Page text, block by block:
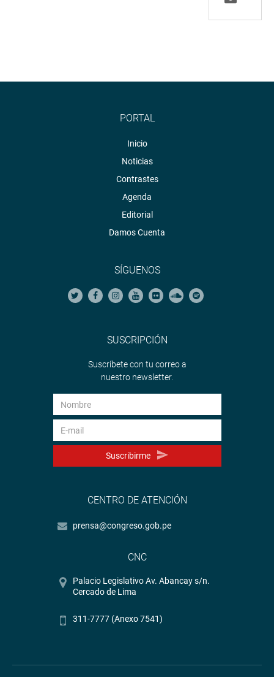
PORTAL
Inicio
Noticias
Contrastes
Agenda
Editorial
Damos Cuenta
SÍGUENOS
SUSCRIPCIÓN
Suscríbete con tu correo a
nuestro newsletter.
Suscribirme
CENTRO DE ATENCIÓN
prensa@congreso.gob.pe
CNC
Palacio Legislativo Av. Abancay s/n.
Cercado de Lima
311-7777 (Anexo 7541)